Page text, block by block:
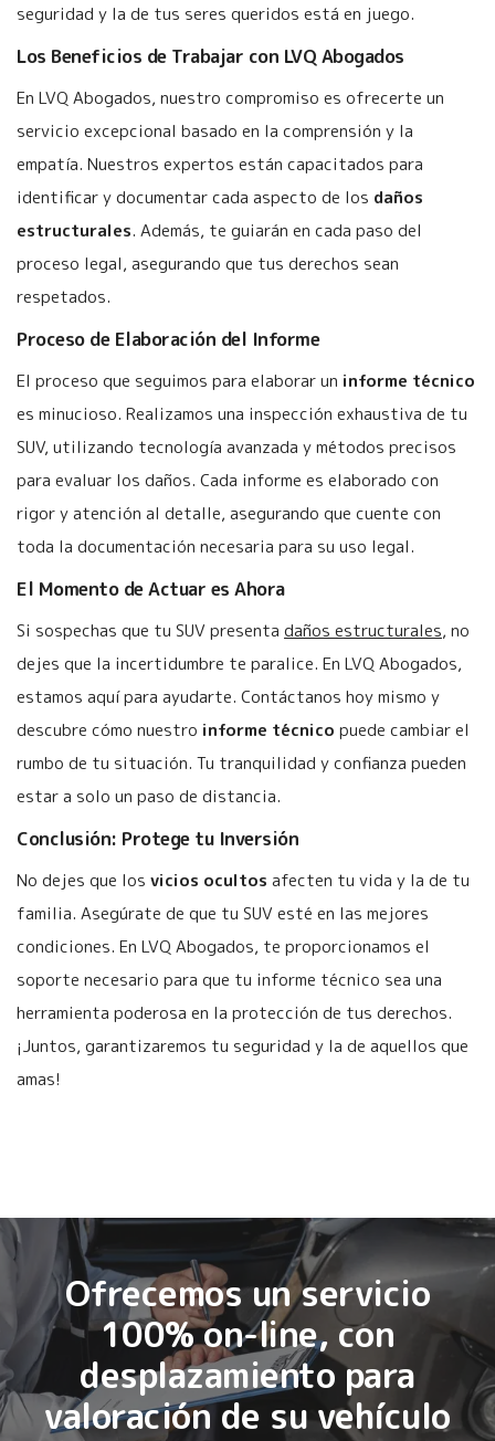
seguridad y la de tus seres queridos está en juego.
Los Beneficios de Trabajar con LVQ Abogados
En LVQ Abogados, nuestro compromiso es ofrecerte un
servicio excepcional basado en la comprensión y la
empatía. Nuestros expertos están capacitados para
identificar y documentar cada aspecto de los daños
estructurales. Además, te guiarán en cada paso del
proceso legal, asegurando que tus derechos sean
respetados.
Proceso de Elaboración del Informe
El proceso que seguimos para elaborar un informe técnico
es minucioso. Realizamos una inspección exhaustiva de tu
SUV, utilizando tecnología avanzada y métodos precisos
para evaluar los daños. Cada informe es elaborado con
rigor y atención al detalle, asegurando que cuente con
toda la documentación necesaria para su uso legal.
El Momento de Actuar es Ahora
Si sospechas que tu SUV presenta daños estructurales, no
dejes que la incertidumbre te paralice. En LVQ Abogados,
estamos aquí para ayudarte. Contáctanos hoy mismo y
descubre cómo nuestro informe técnico puede cambiar el
rumbo de tu situación. Tu tranquilidad y confianza pueden
estar a solo un paso de distancia.
Conclusión: Protege tu Inversión
No dejes que los vicios ocultos afecten tu vida y la de tu
familia. Asegúrate de que tu SUV esté en las mejores
condiciones. En LVQ Abogados, te proporcionamos el
soporte necesario para que tu informe técnico sea una
herramienta poderosa en la protección de tus derechos.
¡Juntos, garantizaremos tu seguridad y la de aquellos que
amas!
Ofrecemos un servicio
100% on-line, con
desplazamiento para
valoración de su vehículo